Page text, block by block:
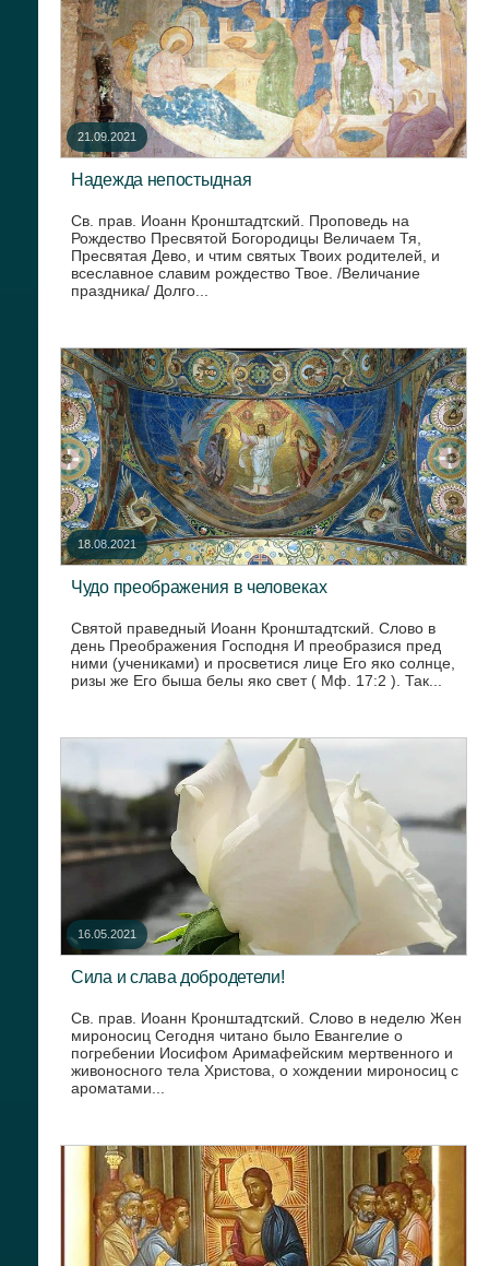
21.09.2021
Надежда непостыдная
Св. прав. Иоанн Кронштадтский. Проповедь на
Рождество Пресвятой Богородицы Величаем Тя,
Пресвятая Дево, и чтим святых Твоих родителей, и
всеславное славим рождество Твое. /Величание
праздника/ Долго...
18.08.2021
Чудо преображения в человеках
Святой праведный Иоанн Кронштадтский. Слово в
день Преображения Господня И преобразися пред
ними (учениками) и просветися лице Его яко солнце,
ризы же Его быша белы яко свет ( Мф. 17:2 ). Так...
16.05.2021
Сила и слава добродетели!
Св. прав. Иоанн Кронштадтский. Слово в неделю Жен
мироносиц Сегодня читано было Евангелие о
погребении Иосифом Аримафейским мертвенного и
живоносного тела Христова, о хождении мироносиц с
ароматами...